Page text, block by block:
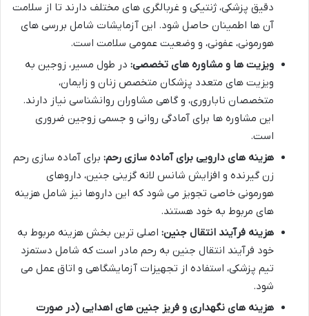
دقیق پزشکی، ژنتیکی و غربالگری های مختلف دارند تا از سلامت
آن ها اطمینان حاصل شود. این آزمایشات شامل بررسی های
هورمونی، عفونی، و وضعیت عمومی سلامت است.
ویزیت ها و مشاوره های تخصصی: در طول مسیر، زوجین به
ویزیت های متعدد پزشکان متخصص زنان و زایمان،
متخصصان ناباروری، و گاهی مشاوران روانشناسی نیاز دارند.
این مشاوره ها برای آمادگی روانی و جسمی زوجین ضروری
است.
هزینه های دارویی برای آماده سازی رحم: برای آماده سازی رحم
زن گیرنده و افزایش شانس لانه گزینی جنین، داروهای
هورمونی خاصی تجویز می شود که این داروها نیز شامل هزینه
های مربوط به خود هستند.
هزینه فرآیند انتقال جنین: اصلی ترین بخش هزینه مربوط به
خود فرآیند انتقال جنین به رحم مادر است که شامل دستمزد
تیم پزشکی، استفاده از تجهیزات آزمایشگاهی و اتاق عمل می
شود.
هزینه های نگهداری و فریز جنین های اهدایی (در صورت